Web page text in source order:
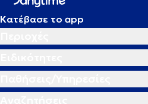
Κατέβασε το app